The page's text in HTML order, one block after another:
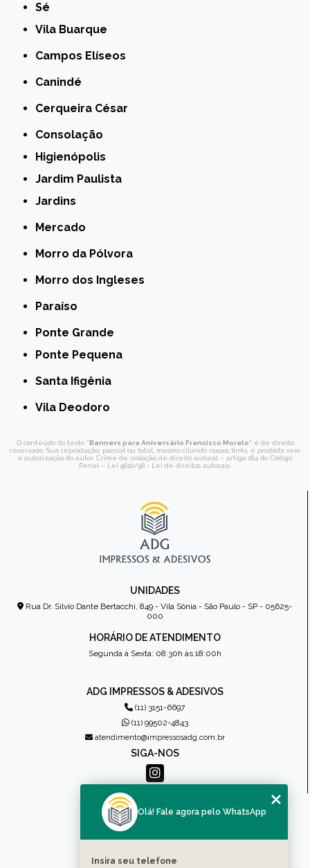
Sé
Vila Buarque
Campos Elíseos
Canindé
Cerqueira César
Consolação
Higienópolis
Jardim Paulista
Jardins
Mercado
Morro da Pólvora
Morro dos Ingleses
Paraíso
Ponte Grande
Ponte Pequena
Santa Ifigênia
Vila Deodoro
O conteúdo do texto " Banners para Aniversário Francisco Morato" é de direito
reservado. Sua reprodução, parcial ou total, mesmo citando nossos links, é proibida sem
a autorização do autor. Crime de violação de direito autoral – artigo 184 do Código
Penal – Lei 9610/98 - Lei de direitos autorais.
UNIDADES
Rua Dr. Sílvio Dante Bertacchi, 849 - Vila Sônia - São Paulo - SP - 05625-
000
HORÁRIO DE ATENDIMENTO
Segunda à Sexta: 08:30h às 18:00h
ADG IMPRESSOS & ADESIVOS
(11) 3151-6697
(11) 99502-4843
atendimento@impressosadg.com.br
SIGA-NOS
MENU
QUEM SOMOS
PRODUTOS
Olá! Fale agora pelo WhatsApp
Insira seu telefone